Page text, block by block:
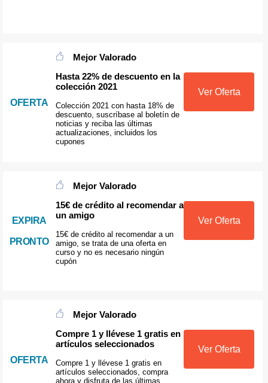
OFERTA
Mejor Valorado
Hasta 22% de descuento en la
colección 2021
Colección 2021 con hasta 18% de
descuento, suscríbase al boletín de
noticias y reciba las últimas
actualizaciones, incluidos los
cupones
Ver Oferta
EXPIRA
PRONTO
Mejor Valorado
15€ de crédito al recomendar a
un amigo
15€ de crédito al recomendar a un
amigo, se trata de una oferta en
curso y no es necesario ningún
cupón
Ver Oferta
OFERTA
Mejor Valorado
Compre 1 y llévese 1 gratis en
artículos seleccionados
Compre 1 y llévese 1 gratis en
artículos seleccionados, compra
ahora y disfruta de las últimas
Ver Oferta